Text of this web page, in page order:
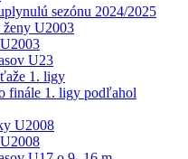
sezónu 2024/2025
U2003
U23
1. ligy
finále 1. ligy podľahol
U2008